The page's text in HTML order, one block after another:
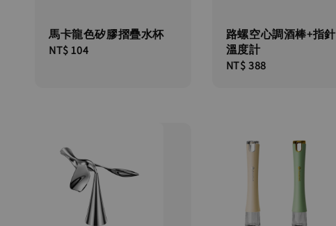
馬卡龍色矽膠摺疊水杯
Regular
NT$ 104
路螺空心調酒棒+指針
溫度計
Regular
NT$ 388